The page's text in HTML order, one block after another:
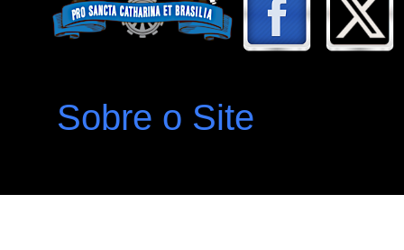
Sobre o Site